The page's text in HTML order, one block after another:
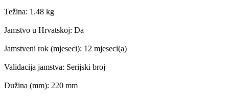
Težina: 1.48 kg
Jamstvo u Hrvatskoj: Da
Jamstveni rok (mjeseci): 12 mjeseci(a)
Validacija jamstva: Serijski broj
Dužina (mm): 220 mm